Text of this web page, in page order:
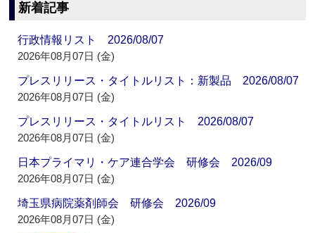
新着記事
行政情報リスト 2026/08/07
2026年08月07日 (金)
プレスリリース・タイトルリスト：新製品 2026/08/07
2026年08月07日 (金)
プレスリリース・タイトルリスト 2026/08/07
2026年08月07日 (金)
日本プライマリ・ケア連合学会 研修会 2026/09
2026年08月07日 (金)
埼玉県病院薬剤師会 研修会 2026/09
2026年08月07日 (金)